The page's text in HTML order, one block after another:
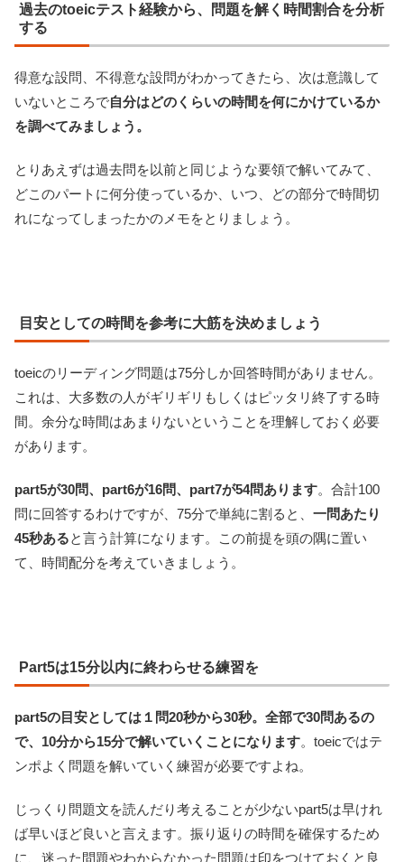
過去のtoeicテスト経験から、問題を解く時間割合を分析
する
得意な設問、不得意な設問がわかってきたら、次は意識して
いないところで自分はどのくらいの時間を何にかけているか
を調べてみましょう。
とりあえずは過去問を以前と同じような要領で解いてみて、
どこのパートに何分使っているか、いつ、どの部分で時間切
れになってしまったかのメモをとりましょう。
目安としての時間を参考に大筋を決めましょう
toeicのリーディング問題は75分しか回答時間がありません。
これは、大多数の人がギリギリもしくはピッタリ終了する時
間。余分な時間はあまりないということを理解しておく必要
があります。
part5が30問、part6が16問、part7が54問あります。合計100
問に回答するわけですが、75分で単純に割ると、 一問あたり
45秒あると言う計算になります。この前提を頭の隅に置い
て、時間配分を考えていきましょう。
Part5は15分以内に終わらせる練習を
part5の目安としては１問20秒から30秒。全部で30問あるの
で、10分から15分で解いていくことになります。toeicではテ
ンポよく問題を解いていく練習が必要ですよね。
じっくり問題文を読んだり考えることが少ないpart5は早けれ
ば早いほど良いと言えます。振り返りの時間を確保するため
に、迷った問題やわからなかった問題は印をつけておくと良